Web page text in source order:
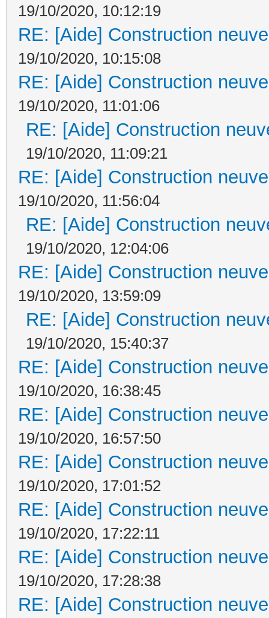
19/10/2020, 10:12:19
RE: [Aide] Construction
19/10/2020, 10:15:08
RE: [Aide] Construction
19/10/2020, 11:01:06
RE: [Aide] Construction
19/10/2020, 11:09:21
RE: [Aide] Construction
19/10/2020, 11:56:04
RE: [Aide] Construction
19/10/2020, 12:04:06
RE: [Aide] Construction
19/10/2020, 13:59:09
RE: [Aide] Construction
19/10/2020, 15:40:37
RE: [Aide] Construction
19/10/2020, 16:38:45
RE: [Aide] Construction
19/10/2020, 16:57:50
RE: [Aide] Construction
19/10/2020, 17:01:52
RE: [Aide] Construction
19/10/2020, 17:22:11
RE: [Aide] Construction
19/10/2020, 17:28:38
RE: [Aide] Construction